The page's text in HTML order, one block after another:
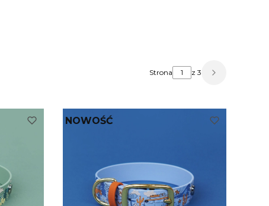
Strona z 3 Następne
NOWOŚĆ